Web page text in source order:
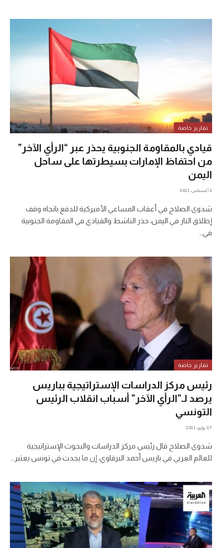
تقارير خاصة
قيادي بالمقاومة الجنوبية يحذر عبر “الرأي الآخر”
من احتفاظ الإمارات بسيطرتها على ساحل
اليمن
2 أغسطس، 2021
شدوى الصلاح في أعقاب المساعي الأميركية للدفع باتجاه وقف
إطلاق النار في اليمن، حذر الناشط والقيادي في المقاومة الجنوبية
في…
تقارير خاصة
رئيس مركز الدراسات الإستراتيجية بباريس
يرصد لـ”الرأي الآخر” أسباب انقلاب الرئيس
التونسي
27 يوليو، 2021
شدوى الصلاح قال رئيس مركز الدراسات والبحوث الإستراتيجية
للعالم العربي في باريس أحمد البرقاوي، إن ما يحدث في تونس يعتبر…